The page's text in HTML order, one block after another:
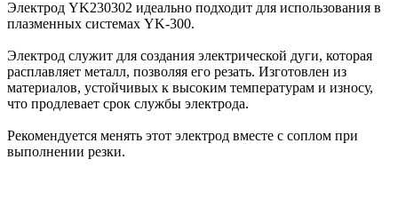
Электрод YK230302 идеально подходит для использования в
плазменных системах YK-300.
Электрод служит для создания электрической дуги, которая
расплавляет металл, позволяя его резать. Изготовлен из
материалов, устойчивых к высоким температурам и износу,
что продлевает срок службы электрода.
Рекомендуется менять этот электрод вместе с соплом при
выполнении резки.